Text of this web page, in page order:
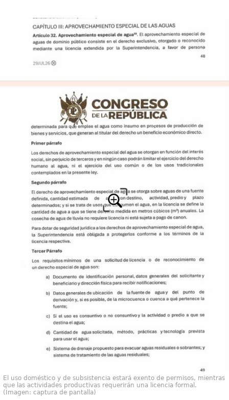
El uso doméstico y de subsistencia estará exento de permisos, mientras
que las actividades productivas requerirán una licencia formal.
(Imagen: captura de pantalla)